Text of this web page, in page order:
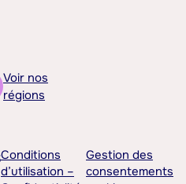
Voir nos
régions
Conditions
d’utilisation –
Gestion des
consentements